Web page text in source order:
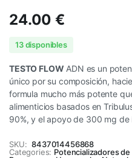
24.00€
13 disponibles
TESTO FLOW ADN es un
único por su composición,
formula mucho más potente
alimenticios basados en
90%, y el apoyo de 300 mg
SKU: 8437014456868
Categories: Potencializadores